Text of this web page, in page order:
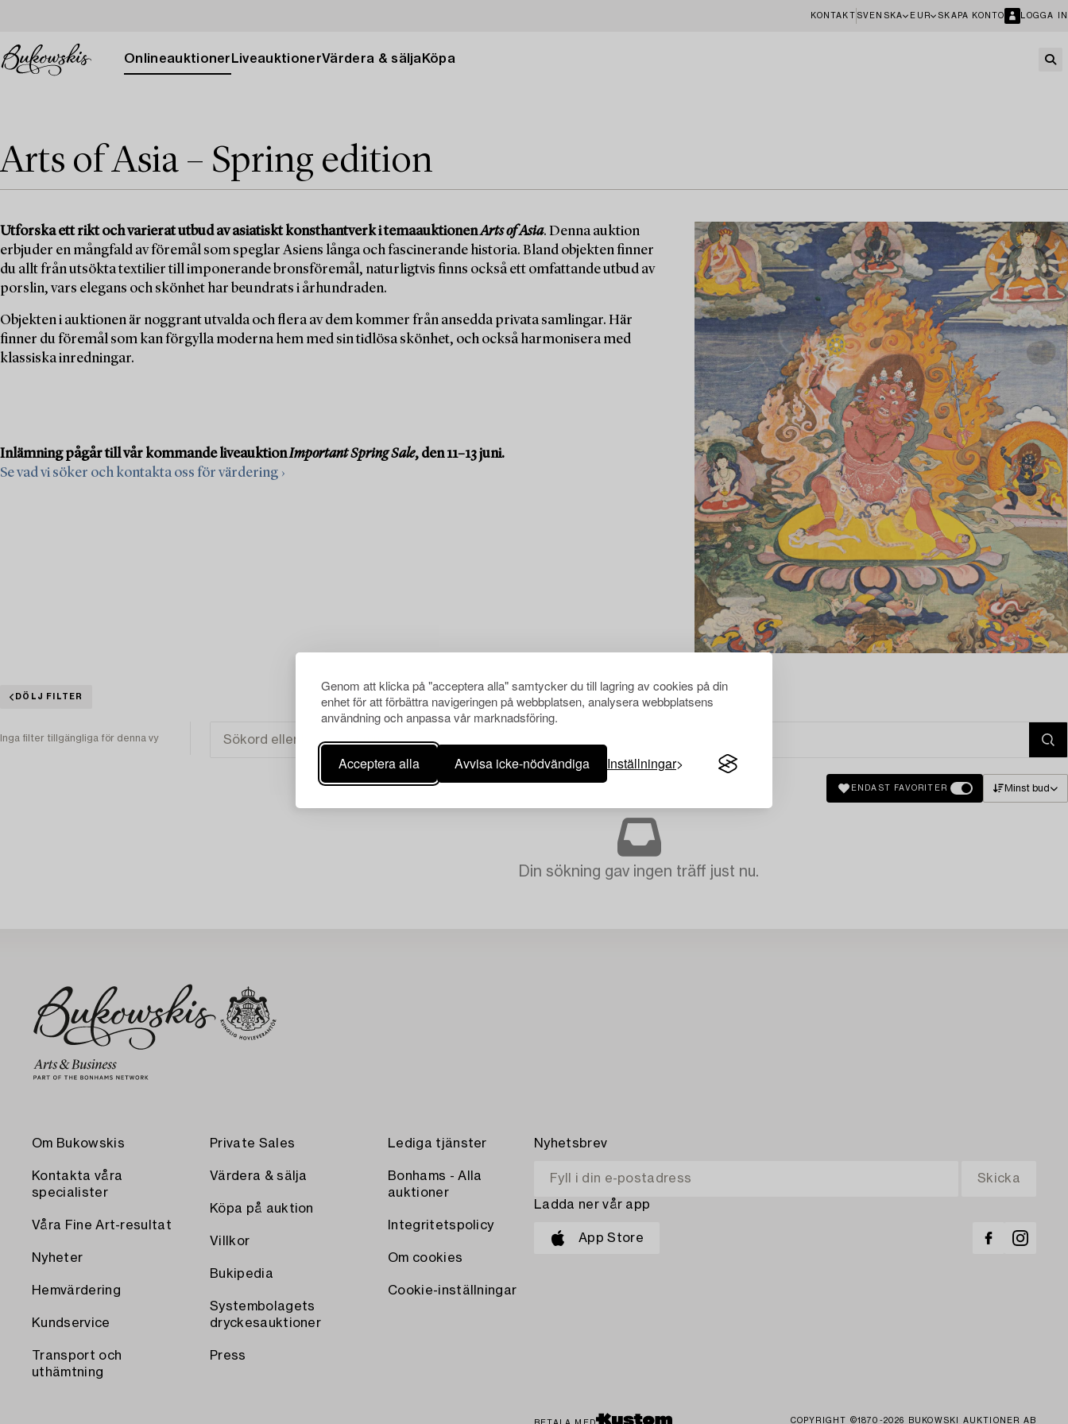
Genom att klicka på "acceptera alla" samtycker du till lagring av cookies på din
enhet för att förbättra navigeringen på webbplatsen, analysera webbplatsens
användning och anpassa vår marknadsföring.
Acceptera alla Avvisa icke-nödvändiga Inställningar
KONTAKT SVENSKA EUR SKAPA KONTO LOGGA IN
Onlineauktioner LiveauktionerVärdera & sälja Köpa
Arts of Asia – Spring edition
Utforska ett rikt och varierat utbud av asiatiskt konsthantverk i temaauktionenArts of Asia. Denna auktion
erbjuder en mångfald av föremål som speglar Asiens långa och fascinerande historia. Bland objekten finner
du allt från utsökta textilier till imponerande bronsföremål, naturligtvis finns också ett omfattande utbud av
porslin, vars elegans och skönhet har beundrats i århundraden.
Objekten i auktionen är noggrant utvalda och flera av dem kommer från ansedda privata samlingar. Här
finner du föremål som kan förgylla moderna hem med sin tidlösa skönhet, och också harmonisera med
klassiska inredningar.
Inlämning pågår till vår kommande liveauktionImportant Spring Sale, den 11–13 juni.
Se vad vi söker och kontakta oss för värdering ›
DÖLJ FILTER
Inga filter tillgängliga för denna vy
ENDAST FAVORITER Minst bud
Din sökning gav ingen träff just nu.
Om Bukowskis
Kontakta våra
specialister
Våra Fine Art-resultat
Nyheter
Hemvärdering
Kundservice
Transport och
uthämtning
Private Sales
Värdera & sälja
Köpa på auktion
Villkor
Bukipedia
Systembolagets
dryckesauktioner
Press
Lediga tjänster
Bonhams - Alla
auktioner
Integritetspolicy
Om cookies
Cookie-inställningar
Nyhetsbrev
Ladda ner vår app
App Store
COPYRIGHT ©1870-2026 BUKOWSKI AUKTIONER AB